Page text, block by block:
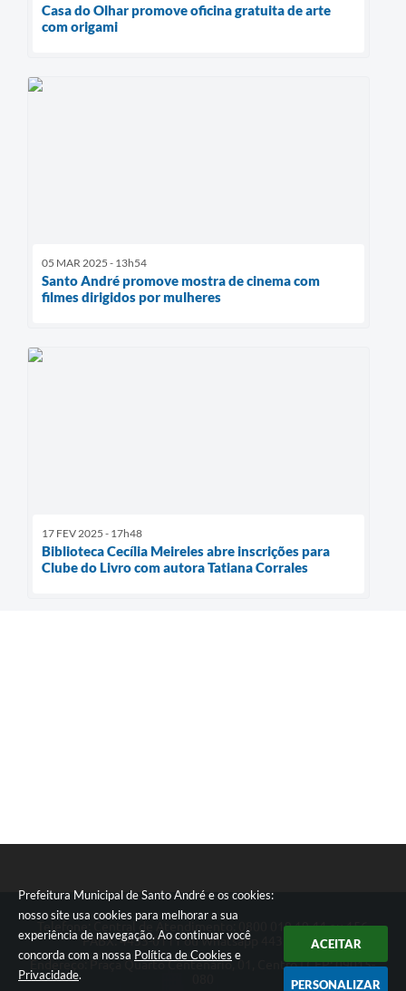
Prefeitura Municipal de Santo André e os cookies:
nosso site usa cookies para melhorar a sua
experiência de navegação. Ao continuar você
concorda com a nossa Política de Cookies e
Privacidade.
ACEITAR
PERSONALIZAR
Casa do Olhar promove oficina gratuita de arte
com origami
05 MAR 2025 - 13h54
Santo André promove mostra de cinema com
filmes dirigidos por mulheres
17 FEV 2025 - 17h48
Biblioteca Cecília Meireles abre inscrições para
Clube do Livro com autora Tatiana Corrales
Telefone: Central de Atendimento: 0800 019 19 44 ou 156
PABX: 4433-0111 ou Whatsapp 4433-0123
Endereço: Praça Quarto Centenário, 01, Centro | CEP: 09015-